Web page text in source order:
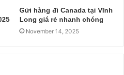
Gửi hàng đi Canada tại Vĩnh
Long giá rẻ nhanh chóng
November 14, 2025